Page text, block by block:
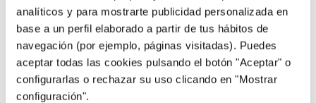
analíticos y para mostrarte publicidad personalizada en
base a un perfil elaborado a partir de tus hábitos de
navegación (por ejemplo, páginas visitadas). Puedes
aceptar todas las cookies pulsando el botón "Aceptar" o
configurarlas o rechazar su uso clicando en "Mostrar
configuración".
Si el cuerpo se relaja en vacaciones, ¡la mente
también lo hace! La pretemporada es el
momento para poner a punto físicamente a
nuestros jugadores y deportistas para la larga
temporada que nos queda: dobles sesiones
de entrenamiento, mucha carga física,